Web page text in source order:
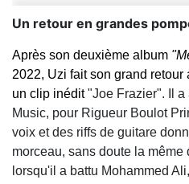
Un retour en grandes
Après son deuxième album
2022, Uzi fait son grand
un clip inédit"Joe Frazier". Il
Music, pour Rigueur Boulot
voix et des riffs de guitare
morceau, sans doute la
lorsqu'il a battu Mohammed